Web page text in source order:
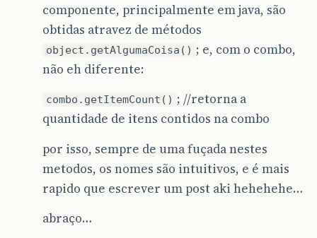
componente, principalmente em java, são
obtidas atravez de métodos
object.getAlgumaCoisa() ; e, com o combo,
não eh diferente:
combo.getItemCount() ; //retorna a
quantidade de itens contidos na combo
por isso, sempre de uma fuçada nestes
metodos, os nomes são intuitivos, e é mais
rapido que escrever um post aki hehehehe…
abraço…